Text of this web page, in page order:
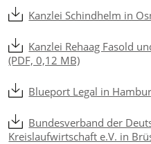
Kanzlei Schindhelm in
Kanzlei Rehaag Fasold
(PDF, 0,12 MB)
Blueport Legal in
Bundesverband der
Kreislaufwirtschaft e.V. in